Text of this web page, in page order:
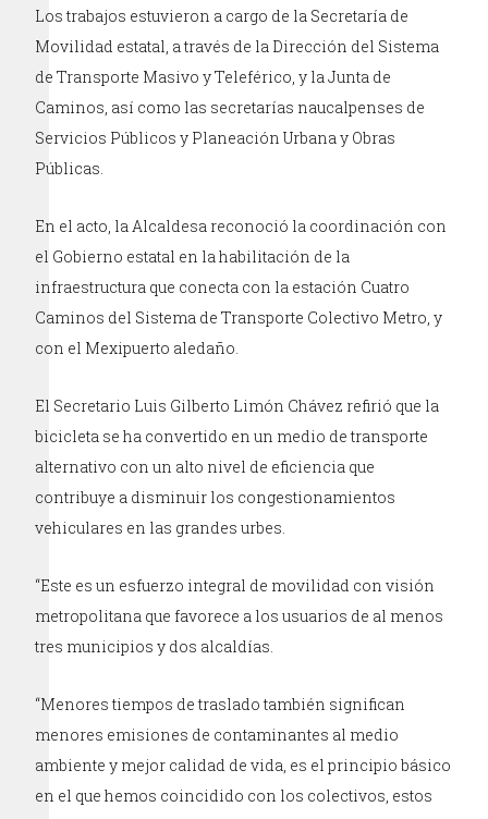
Los trabajos estuvieron a cargo de la Secretaría de
Movilidad estatal, a través de la Dirección del Sistema
de Transporte Masivo y Teleférico, y la Junta de
Caminos, así como las secretarías naucalpenses de
Servicios Públicos y Planeación Urbana y Obras
Públicas.
En el acto, la Alcaldesa reconoció la coordinación con
el Gobierno estatal en la habilitación de la
infraestructura que conecta con la estación Cuatro
Caminos del Sistema de Transporte Colectivo Metro, y
con el Mexipuerto aledaño.
El Secretario Luis Gilberto Limón Chávez refirió que la
bicicleta se ha convertido en un medio de transporte
alternativo con un alto nivel de eficiencia que
contribuye a disminuir los congestionamientos
vehiculares en las grandes urbes.
“Este es un esfuerzo integral de movilidad con visión
metropolitana que favorece a los usuarios de al menos
tres municipios y dos alcaldías.
“Menores tiempos de traslado también significan
menores emisiones de contaminantes al medio
ambiente y mejor calidad de vida, es el principio básico
en el que hemos coincidido con los colectivos, estos